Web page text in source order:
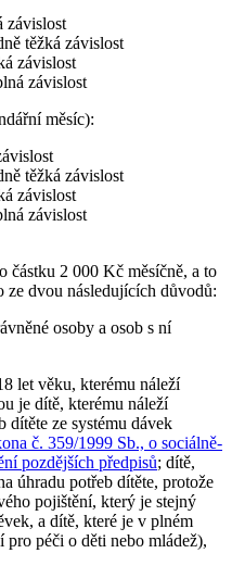
závislost
těžká závislost
závislost
závislost
měsíc):
těžká závislost
závislost
závislost
částku 2 000 Kč měsíčně, a to
ze dvou následujících důvodů:
osoby a osob s ní
let věku, kterému náleží
je dítě, kterému náleží
dítěte ze systému dávek
č. 359/1999 Sb., o sociálně-
pozdějších předpisů; dítě,
úhradu potřeb dítěte, protože
pojištění, který je stejný
a dítě, které je v plném
pro péči o děti nebo mládež),